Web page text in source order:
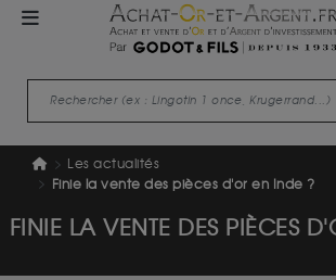
Les actualités
Finie la vente des pièces d'or en Inde ?
FINIE LA VENTE DES PIÈCES